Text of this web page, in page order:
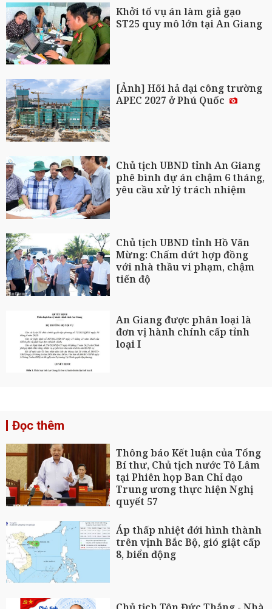
Khởi tố vụ án làm giả gạo
ST25 quy mô lớn tại An Giang
[Ảnh] Hối hả đại công trường
APEC 2027 ở Phú Quốc
Chủ tịch UBND tỉnh An Giang
phê bình dự án chậm 6 tháng,
yêu cầu xử lý trách nhiệm
Chủ tịch UBND tỉnh Hồ Văn
Mừng: Chấm dứt hợp đồng
với nhà thầu vi phạm, chậm
tiến độ
An Giang được phân loại là
đơn vị hành chính cấp tỉnh
loại I
Đọc thêm
Thông báo Kết luận của Tổng
Bí thư, Chủ tịch nước Tô Lâm
tại Phiên họp Ban Chỉ đạo
Trung ương thực hiện Nghị
quyết 57
Áp thấp nhiệt đới hình thành
trên vịnh Bắc Bộ, gió giật cấp
8, biển động